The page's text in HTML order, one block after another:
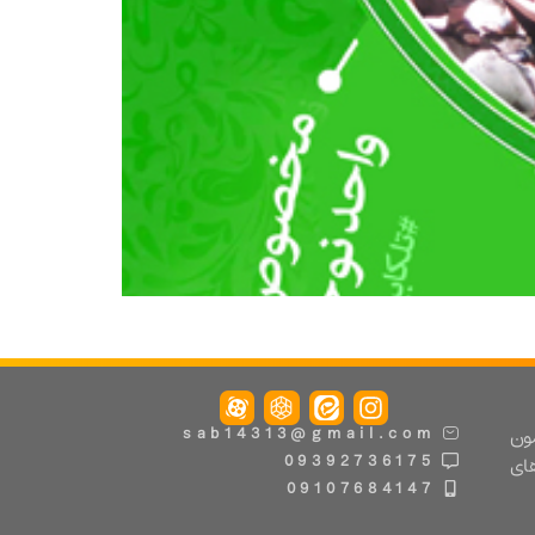
sab14313@gmail.com
09392736175
09107684147